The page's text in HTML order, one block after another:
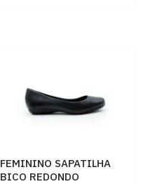
FEMININO SAPATILHA
BICO REDONDO